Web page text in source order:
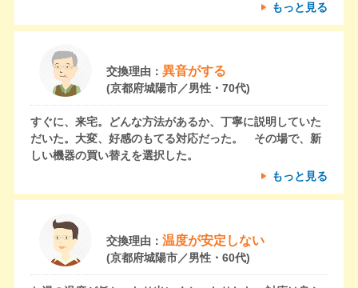
もっと見る
交換理由： 異音がする
(京都府城陽市／男性・70代)
すぐに、来宅。どんな方法があるか、丁寧に説明していた
だいた。大変、好感のもてる対応だった。 その場で、新
しい機器の買い替えを選択した。
もっと見る
交換理由： 温度が安定しない
(京都府城陽市／男性・60代)